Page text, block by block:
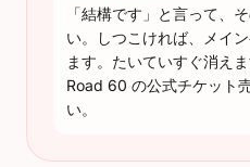
「結構です」と言って、
い。しつこければ、メイ
ます。たいていすぐ消え
Road 60 の公式チケット
い。